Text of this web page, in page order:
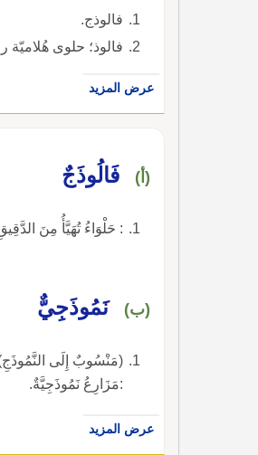
فالوذج.
فالوذ؛ حلوى هُلاميّة
عرض المزيد
(أ) فَالُوذَجٌ
: حَلْوَاءُ تُهَيَّأُ مِنَ
(ب) نَمُوذَجِيٌّ
:مَزَارِعُ نَمُوذَجِيَّةٌ.
عرض المزيد